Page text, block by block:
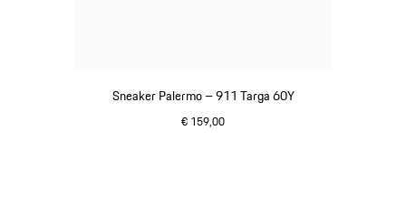
Sneaker Palermo – 911 Targa 60Y
€ 159,00